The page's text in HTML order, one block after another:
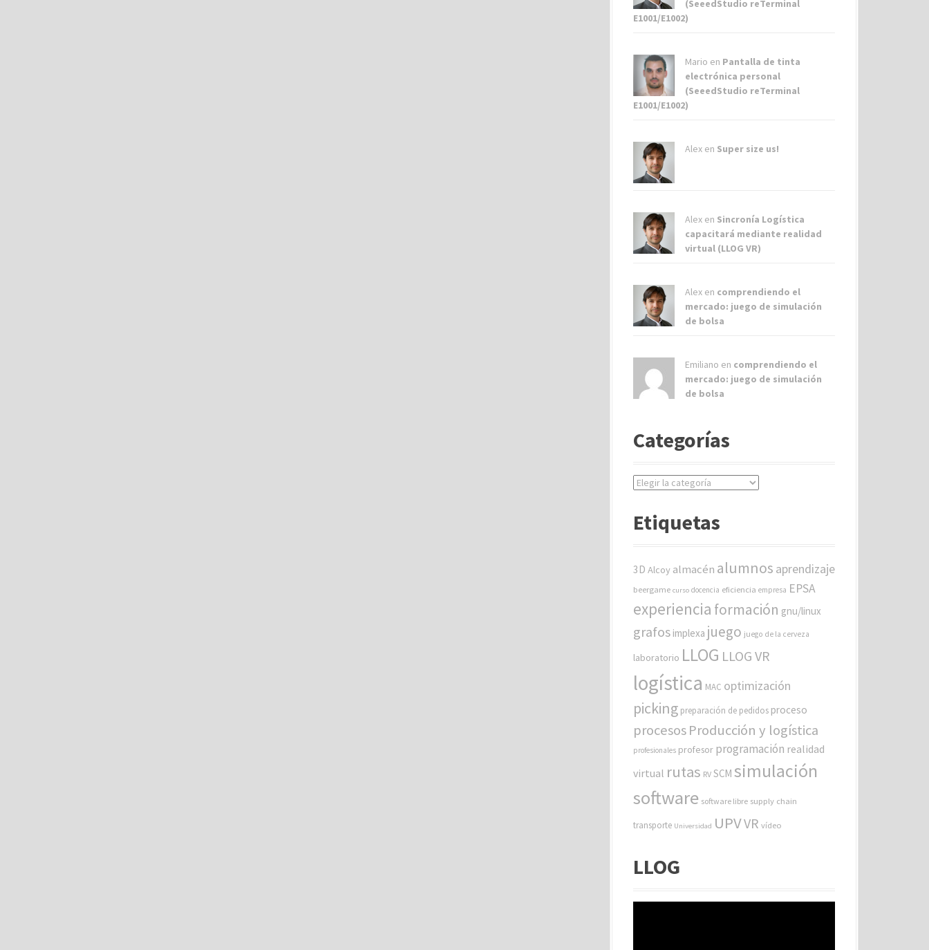
(SeeedStudio reTerminal
E1001/E1002)
Mario en Pantalla de tinta
electrónica personal
(SeeedStudio reTerminal
E1001/E1002)
Alex en Super size us!
Alex en Sincronía Logística
capacitará mediante realidad
virtual (LLOG VR)
Alex en comprendiendo el
mercado: juego de simulación
de bolsa
Emiliano en comprendiendo el
mercado: juego de simulación
de bolsa
Categorías
C
e
r
s
Etiquetas
3D Alcoy almacén alumnos aprendizaje
beergame curso docencia eficiencia empresa EPSA
experiencia formación gnu/linux
grafos implexa juego juego de la cerveza
laboratorio LLOG LLOG VR
logística MAC optimización
picking preparación de pedidos proceso
procesosProducción y logística
profesionales profesor programación realidad
virtual rutas RV SCM simulación
software software libre supply chain
transporte Universidad UPVVR vídeo
LLOG